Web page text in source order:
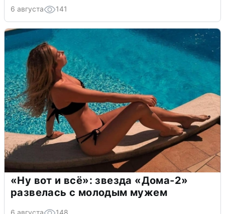
6 августа 141
«Ну вот и всё»: звезда «Дома-2»
развелась с молодым мужем
6 августа 148